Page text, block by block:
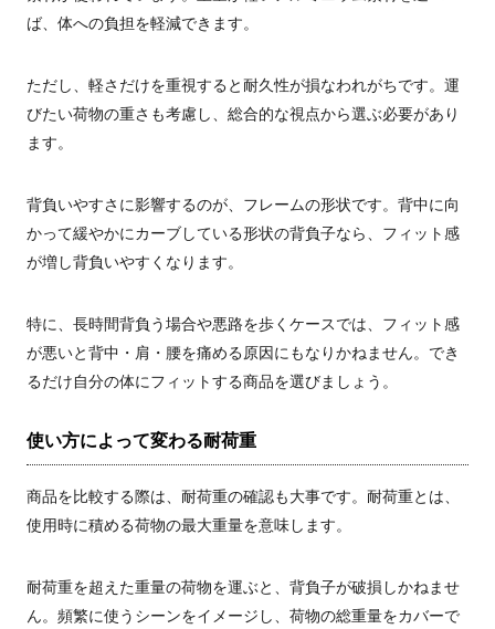
ば、体への負担を軽減できます。
ただし、軽さだけを重視すると耐久性が損なわれがちです。運
びたい荷物の重さも考慮し、総合的な視点から選ぶ必要があり
ます。
背負いやすさに影響するのが、フレームの形状です。背中に向
かって緩やかにカーブしている形状の背負子なら、フィット感
が増し背負いやすくなります。
特に、長時間背負う場合や悪路を歩くケースでは、フィット感
が悪いと背中・肩・腰を痛める原因にもなりかねません。でき
るだけ自分の体にフィットする商品を選びましょう。
使い方によって変わる耐荷重
商品を比較する際は、耐荷重の確認も大事です。耐荷重とは、
使用時に積める荷物の最大重量を意味します。
耐荷重を超えた重量の荷物を運ぶと、背負子が破損しかねませ
ん。頻繁に使うシーンをイメージし、荷物の総重量をカバーで